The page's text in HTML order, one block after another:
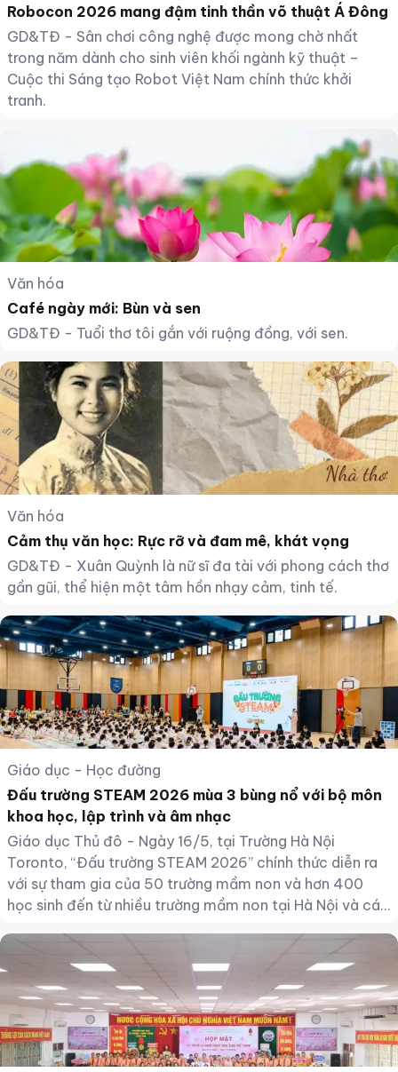
Robocon 2026 mang đậm tinh thần võ thuật Á Đông
GD&TĐ - Sân chơi công nghệ được mong chờ nhất
trong năm dành cho sinh viên khối ngành kỹ thuật –
Cuộc thi Sáng tạo Robot Việt Nam chính thức khởi
tranh.
Văn hóa
Café ngày mới: Bùn và sen
GD&TĐ - Tuổi thơ tôi gắn với ruộng đồng, với sen.
Văn hóa
Cảm thụ văn học: Rực rỡ và đam mê, khát vọng
GD&TĐ - Xuân Quỳnh là nữ sĩ đa tài với phong cách thơ
gần gũi, thể hiện một tâm hồn nhạy cảm, tinh tế.
Giáo dục - Học đường
Đấu trường STEAM 2026 mùa 3 bùng nổ với bộ môn
khoa học, lập trình và âm nhạc
Giáo dục Thủ đô - Ngày 16/5, tại Trường Hà Nội
Toronto, “Đấu trường STEAM 2026” chính thức diễn ra
với sự tham gia của 50 trường mầm non và hơn 400
học sinh đến từ nhiều trường mầm non tại Hà Nội và các
cùng Tập đoàn Gakken Holdings và Yamaha Music
Vietnam, tiếp tục khẳng định vị thế là một trong những
sân chơi STEAM dành cho lứa tuổi mầm non có quy mô
nổi bật hiện nay.